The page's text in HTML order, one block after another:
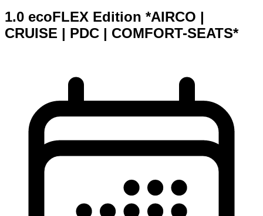
1.0 ecoFLEX Edition *AIRCO |
CRUISE | PDC | COMFORT-SEATS*